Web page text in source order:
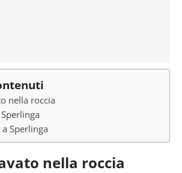
nella roccia
Sperlinga
nella roccia